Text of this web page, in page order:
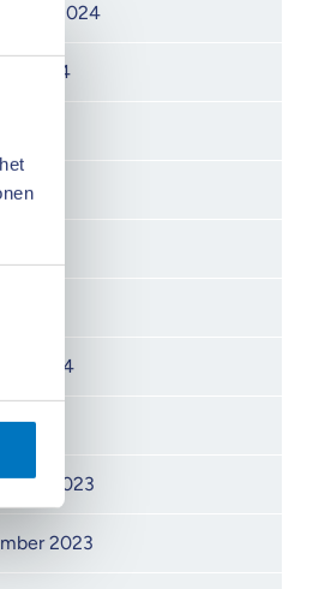
2024
2024
2024
2024
2023
2023